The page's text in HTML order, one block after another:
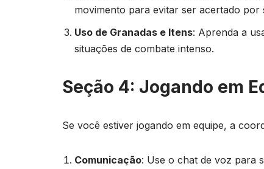
movimento para evitar ser acertado
Uso de Granadas e Itens: Aprenda a
situações de combate intenso.
Seção 4: Jogando em
Se você estiver jogando em equipe, a
Comunicação: Use o chat de voz para